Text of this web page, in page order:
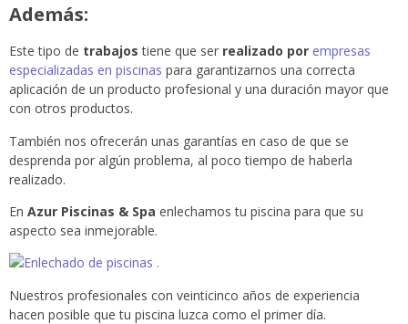
Además:
Este tipo de trabajos tiene que ser realizado por empresas
especializadas en piscinas para garantizarnos una correcta
aplicación de un producto profesional y una duración mayor que
con otros productos.
También nos ofrecerán unas garantías en caso de que se
desprenda por algún problema, al poco tiempo de haberla
realizado.
En Azur Piscinas & Spa enlechamos tu piscina para que su
aspecto sea inmejorable.
Nuestros profesionales con veinticinco años de experiencia
hacen posible que tu piscina luzca como el primer día.